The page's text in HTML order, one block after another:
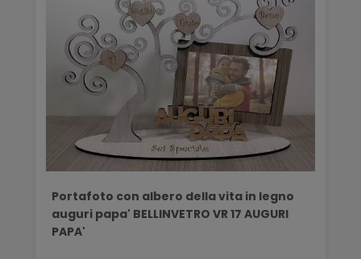
Portafoto con albero della vita in legno
auguri papa' BELLINVETRO VR 17 AUGURI
PAPA'